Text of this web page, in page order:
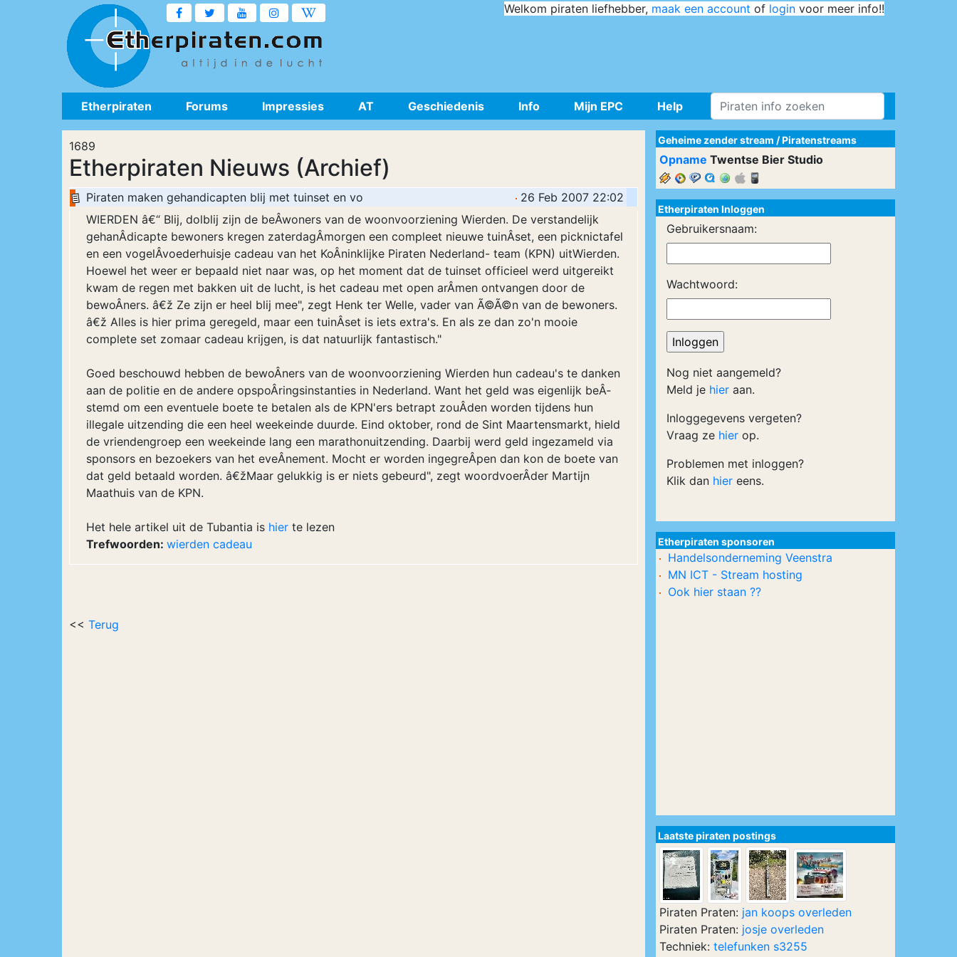
Welkom piraten liefhebber, maak een account of login voor meer info!!
Etherpiraten Forums Impressies AT Geschiedenis Info Mijn EPC Help
1689
Etherpiraten Nieuws (Archief)
Piraten maken gehandicapten blij met tuinset en vo
26 Feb 2007 22:02
WIERDEN â€“ Blij, dolblij zijn de beÂ­woners van de woonvoorziening Wierden. De verstandelijk
gehanÂ­dicapte bewoners kregen zaterdagÂ­morgen een compleet nieuwe tuinÂ­set, een picknictafel
en een vogelÂ­voederhuisje cadeau van het KoÂ­ninklijke Piraten Nederland- team (KPN) uitWierden.
Hoewel het weer er bepaald niet naar was, op het moment dat de tuinset officieel werd uitgereikt
kwam de regen met bakken uit de lucht, is het cadeau met open arÂ­men ontvangen door de
bewoÂ­ners. â€ž Ze zijn er heel blij mee", zegt Henk ter Welle, vader van Ã©Ã©n van de bewoners.
â€ž Alles is hier prima geregeld, maar een tuinÂ­set is iets extra's. En als ze dan zo'n mooie
complete set zomaar cadeau krijgen, is dat natuurlijk fantastisch."
Goed beschouwd hebben de bewoÂ­ners van de woonvoorziening Wierden hun cadeau's te danken
aan de politie en de andere opspoÂ­ringsinstanties in Nederland. Want het geld was eigenlijk beÂ­
stemd om een eventuele boete te betalen als de KPN'ers betrapt zouÂ­den worden tijdens hun
illegale uitzending die een heel weekeinde duurde. Eind oktober, rond de Sint Maartensmarkt, hield
de vriendengroep een weekeinde lang een marathonuitzending. Daarbij werd geld ingezameld via
sponsors en bezoekers van het eveÂ­nement. Mocht er worden ingegreÂ­pen dan kon de boete van
dat geld betaald worden. â€žMaar gelukkig is er niets gebeurd", zegt woordvoerÂ­der Martijn
Maathuis van de KPN.
Het hele artikel uit de Tubantia is hier te lezen
Trefwoorden: wierden cadeau
<< Terug
Geheime zender stream /Piratenstreams
Opname Twentse Bier Studio
Etherpiraten Inloggen
Gebruikersnaam:
Wachtwoord:
Nog niet aangemeld?
Meld je hier aan.
Inloggegevens vergeten?
Vraag ze hier op.
Problemen met inloggen?
Klik dan hier eens.
Etherpiraten sponsoren
Handelsonderneming Veenstra
MN ICT - Stream hosting
Ook hier staan ??
Laatste piraten postings
Piraten Praten: jan koops overleden
Piraten Praten: josje overleden
Techniek: telefunken s3255